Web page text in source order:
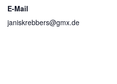
E-Mail
janiskrebbers@gmx.de